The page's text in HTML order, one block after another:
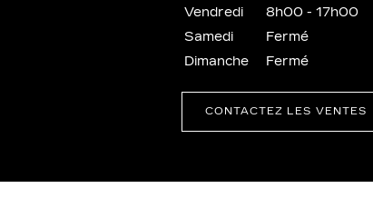
Vendredi
8h00 - 17h00
Samedi
Fermé
Dimanche
Fermé
CONTACTEZ LES VENTES